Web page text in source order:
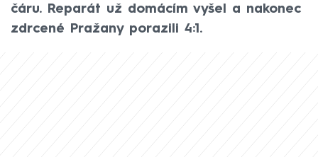
čáru. Reparát už domácím vyšel a nakonec
zdrcené Pražany porazili 4:1.